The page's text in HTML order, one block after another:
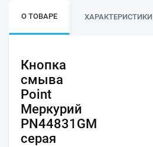
О ТОВАРЕ ХАРАКТЕРИСТИКИ
Кнопка
смыва
Point
Меркурий
PN44831GM
серая